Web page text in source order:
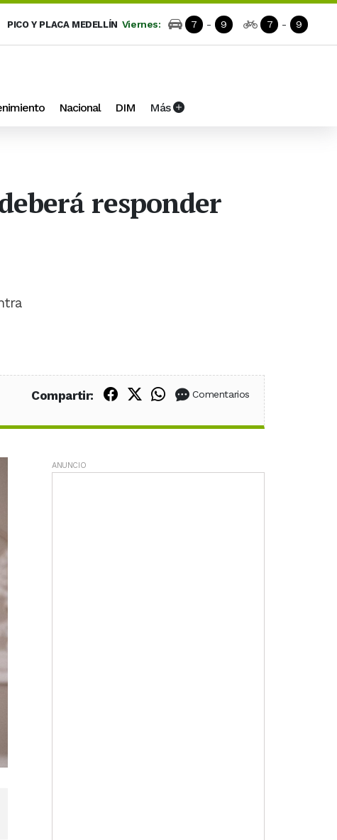
PICO Y PLACA MEDELLÍN Viernes: 7 - 9 7 - 9
Nacional DIM Más
responder
Compartir: Compartir en Facebook
Compartir en X (Twitter)
Compartir en WhatsApp
Comentarios
ANUNCIO